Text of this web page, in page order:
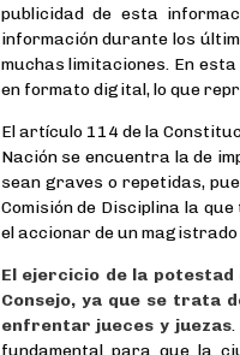
publicidad de esta
información durante los
muchas limitaciones. En
en formato digital, lo que
El artículo 114 de la
Nación se encuentra la de
sean graves o repetidas,
Comisión de Disciplina la
el accionar de un
El ejercicio de la
Consejo, ya que se trata
enfrentar jueces y juezas.
fundamental para que la